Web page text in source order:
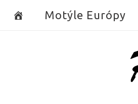
Motýle Európy
Home